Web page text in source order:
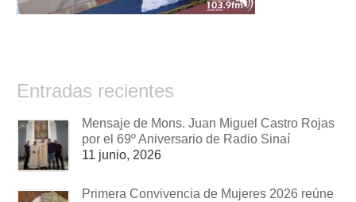
Entradas recientes
Mensaje de Mons. Juan Miguel Castro Rojas
por el 69º Aniversario de Radio Sinaí
11 junio, 2026
Primera Convivencia de Mujeres 2026 reúne